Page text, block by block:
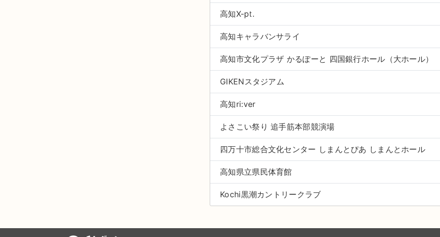
高知X-pt.
高知キャラバンサライ
高知市文化プラザ かるぽーと 四国銀行ホール（大ホール）
GIKENスタジアム
高知ri:ver
よさこい祭り 追手筋本部競演場
四万十市総合文化センター しまんとぴあ しまんとホール
高知県立県民体育館
Kochi黒潮カントリークラブ